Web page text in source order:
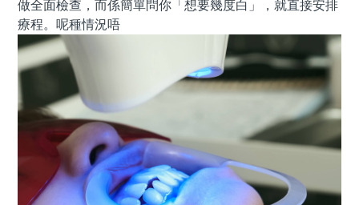
做全面檢查，而係簡單問你「想要幾度白」，就直接安排
療程。呢種情況唔